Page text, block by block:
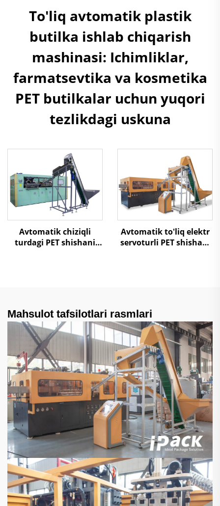
To'liq avtomatik plastik
butilka ishlab chiqarish
mashinasi: Ichimliklar,
farmatsevtika va kosmetika
PET butilkalar uchun yuqori
tezlikdagi uskuna
Avtomatik chiziqli
turdagi PET shishani
Avtomatik to'liq elektr
servoturli PET shishani
Mahsulot tafsilotlari rasmlari